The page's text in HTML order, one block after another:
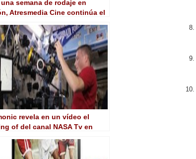
una semana de rodaje en
Atresmedia Cine continúa el
revela en un vídeo el
of del canal NASA Tv en